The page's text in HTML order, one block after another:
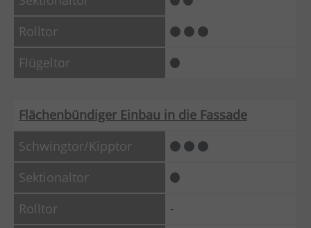
Flächenbündiger Einbau in die Fassade
-